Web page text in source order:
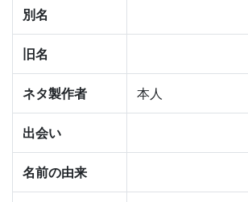
別名
旧名
ネタ製作者 本人
出会い
名前の由来